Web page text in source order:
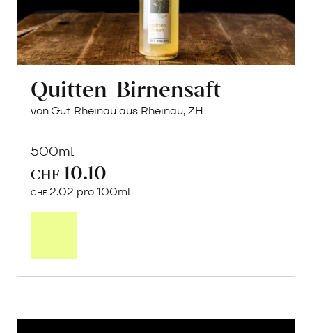
Quitten-Birnensaft
von Gut Rheinau aus Rheinau, ZH
500ml
CHF 10.10
CHF 2.02 pro 100ml